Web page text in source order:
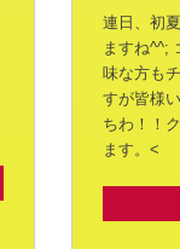
連日、初
ますね^^;
味な方も
すが皆様
ちわ！！
ます。<